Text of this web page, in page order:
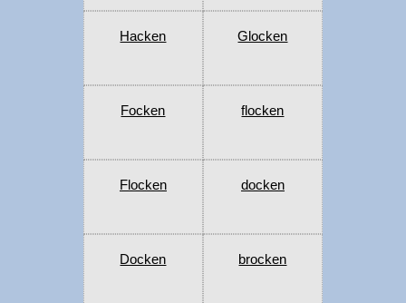
Hacken Glocken
Focken flocken
Flocken docken
Docken brocken